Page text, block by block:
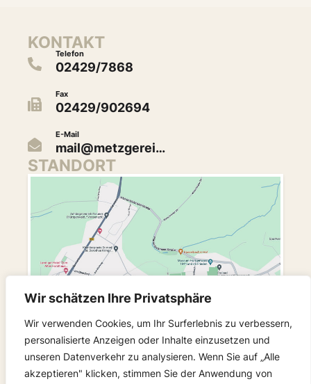
Wir schätzen Ihre Privatsphäre
Wir verwenden Cookies, um Ihr Surferlebnis zu verbessern,
personalisierte Anzeigen oder Inhalte einzusetzen und
unseren Datenverkehr zu analysieren. Wenn Sie auf „Alle
akzeptieren" klicken, stimmen Sie der Anwendung von
KONTAKT
Telefon
02429/7868
Fax
02429/902694
E-Mail
mail@metzgerei…
STANDORT
FOLGEN SIE UNS